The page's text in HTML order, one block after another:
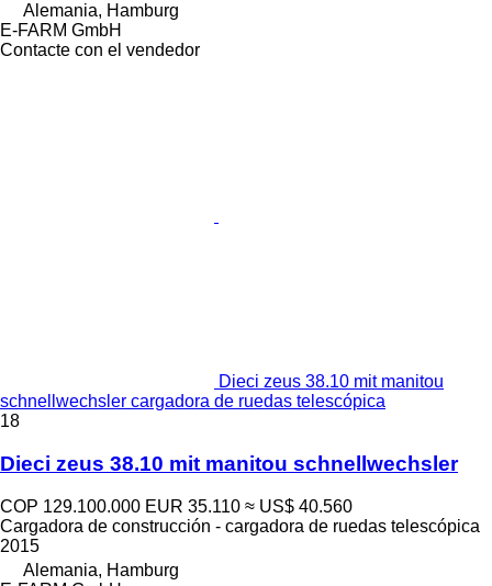
Alemania, Hamburg
E-FARM GmbH
Contacte con el vendedor
Dieci zeus 38.10 mit manitou
schnellwechsler cargadora de ruedas telescópica
18
Dieci zeus 38.10 mit manitou schnellwechsler
COP 129.100.000 EUR 35.110 ≈ US$ 40.560
Cargadora de construcción - cargadora de ruedas telescópica
2015
Alemania, Hamburg